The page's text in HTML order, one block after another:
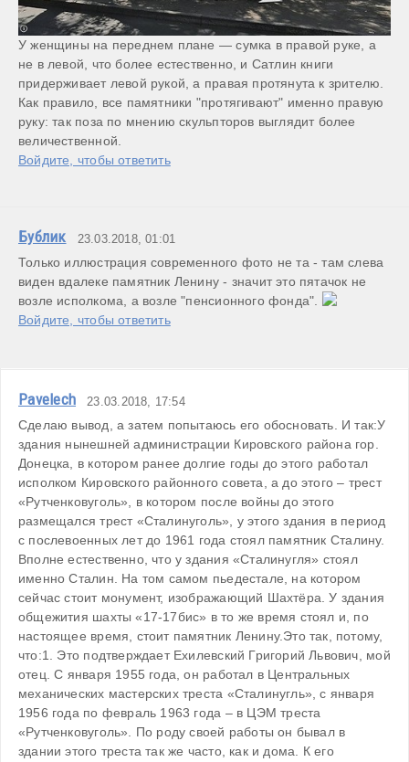
У женщины на переднем плане — сумка в правой руке, а
не в левой, что более естественно, и Сатлин книги
придерживает левой рукой, а правая протянута к зрителю.
Как правило, все памятники "протягивают" именно правую
руку: так поза по мнению скульпторов выглядит более
величественной.
Войдите, чтобы ответить
Бублик 23.03.2018, 01:01
Только иллюстрация современного фото не та - там слева
виден вдалеке памятник Ленину - значит это пятачок не
возле исполкома, а возле "пенсионного фонда".
Войдите, чтобы ответить
Pavelech 23.03.2018, 17:54
Сделаю вывод, а затем попытаюсь его обосновать. И так:У
здания нынешней администрации Кировского района гор.
Донецка, в котором ранее долгие годы до этого работал
исполком Кировского районного совета, а до этого – трест
«Рутченковуголь», в котором после войны до этого
размещался трест «Сталинуголь», у этого здания в период
с послевоенных лет до 1961 года стоял памятник Сталину.
Вполне естественно, что у здания «Сталинугля» стоял
именно Сталин. На том самом пьедестале, на котором
сейчас стоит монумент, изображающий Шахтёра. У здания
общежития шахты «17-17бис» в то же время стоял и, по
настоящее время, стоит памятник Ленину.Это так, потому,
что:1. Это подтверждает Ехилевский Григорий Львович, мой
отец. С января 1955 года, он работал в Центральных
механических мастерских треста «Сталинугль», с января
1956 года по февраль 1963 года – в ЦЭМ треста
«Рутченковуголь». По роду своей работы он бывал в
здании этого треста так же часто, как и дома. К его